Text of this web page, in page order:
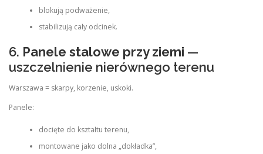
blokują podważenie,
stabilizują cały odcinek.
6. Panele stalowe przy ziemi —
uszczelnienie nierównego terenu
Warszawa = skarpy, korzenie, uskoki.
Panele:
docięte do kształtu terenu,
montowane jako dolna „dokładka”,